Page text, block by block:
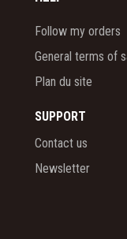
Follow my orders
General terms of
Plan du site
SUPPORT
Contact us
Newsletter